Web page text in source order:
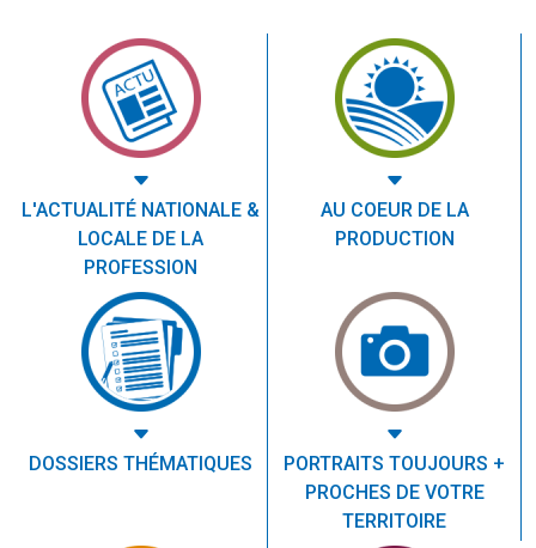
L'ACTUALITÉ NATIONALE &
LOCALE DE LA
PROFESSION
AU COEUR DE LA
PRODUCTION
DOSSIERS THÉMATIQUES
PORTRAITS TOUJOURS +
PROCHES DE VOTRE
TERRITOIRE